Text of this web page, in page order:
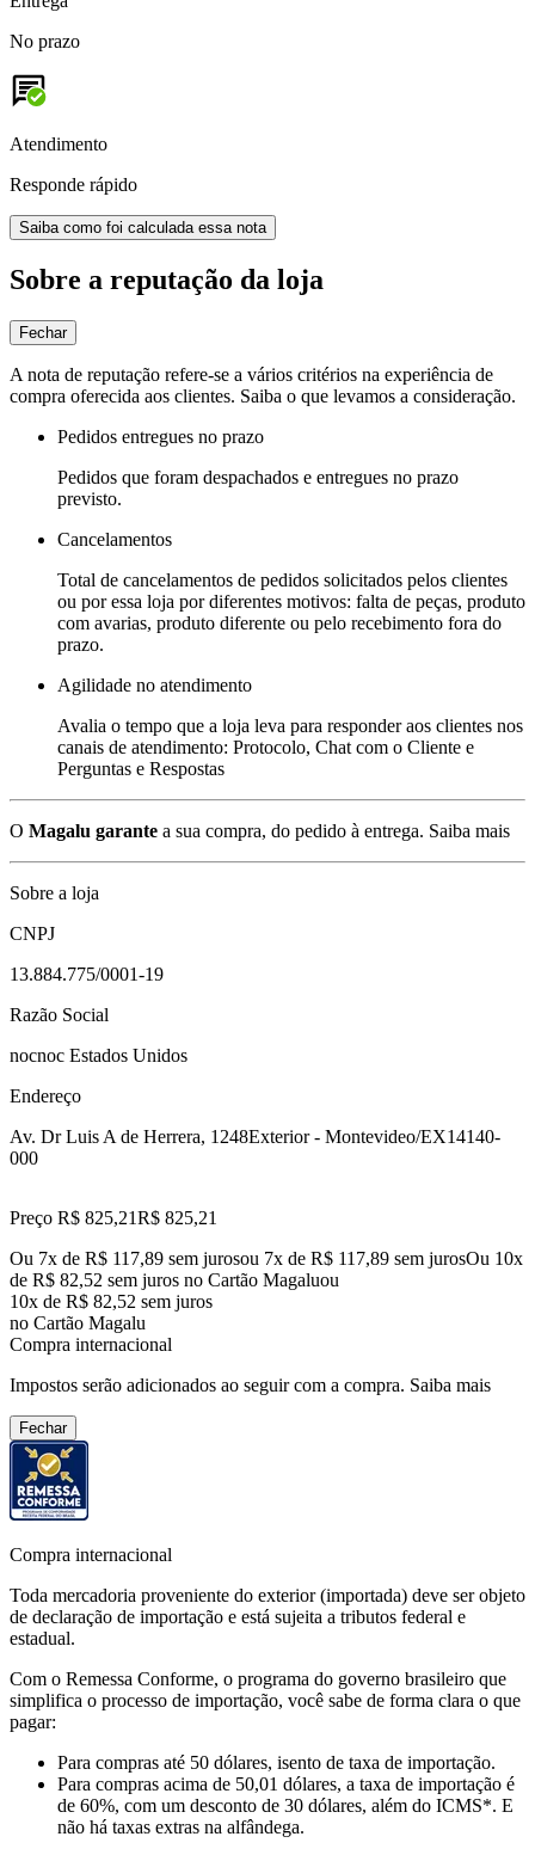
No prazo
Atendimento
Responde rápido
Saiba como foi calculada essa nota
Sobre a reputação da loja
Fechar
A nota de reputação refere-se a vários critérios na experiência de
compra oferecida aos clientes. Saiba o que levamos a consideração.
Pedidos entregues no prazo
Pedidos que foram despachados e entregues no prazo
previsto.
Cancelamentos
Total de cancelamentos de pedidos solicitados pelos clientes
ou por essa loja por diferentes motivos: falta de peças, produto
com avarias, produto diferente ou pelo recebimento fora do
prazo.
Agilidade no atendimento
Avalia o tempo que a loja leva para responder aos clientes nos
canais de atendimento: Protocolo, Chat com o Cliente e
Perguntas e Respostas
O Magalu garante a sua compra, do pedido à entrega. Saiba mais
Sobre a loja
CNPJ
13.884.775/0001-19
Razão Social
nocnoc Estados Unidos
Endereço
Av. Dr Luis A de Herrera, 1248Exterior - Montevideo/EX14140-
000
Preço R$ 825,21R$ 825,21
Ou 7x de R$ 117,89 sem jurosou 7x de R$ 117,89 sem jurosOu 10x
de R$ 82,52 sem juros no Cartão Magaluou
10x de R$ 82,52 sem juros
no Cartão Magalu
Compra internacional
Impostos serão adicionados ao seguir com a compra. Saiba mais
Fechar
Compra internacional
Toda mercadoria proveniente do exterior (importada) deve ser objeto
de declaração de importação e está sujeita a tributos federal e
estadual.
Com o Remessa Conforme, o programa do governo brasileiro que
simplifica o processo de importação, você sabe de forma clara o que
pagar:
Para compras até 50 dólares, isento de taxa de importação.
Para compras acima de 50,01 dólares, a taxa de importação é
de 60%, com um desconto de 30 dólares, além do ICMS*. E
não há taxas extras na alfândega.